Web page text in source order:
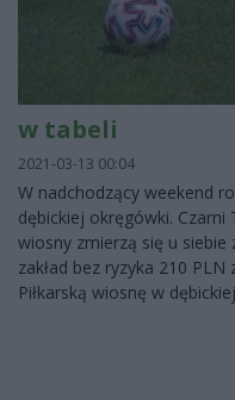
w tabeli
2021-03-13 00:04
W nadchodzący weekend
dębickiej okręgówki. Czarni
wiosny zmierzą się u siebie
zakład bez ryzyka 210
Piłkarską wiosnę w